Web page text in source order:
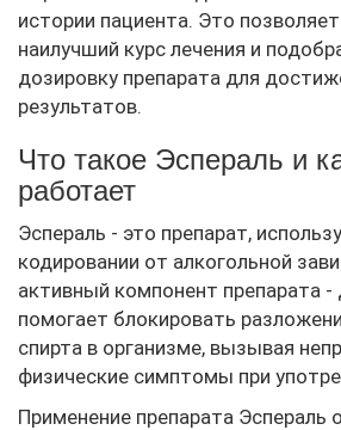
истории пациента. Это
наилучший курс лечения и
дозировку препарата для
результатов.
Что такое Эспераль и
работает
Эспераль - это препарат,
кодировании от алкогольной
активный компонент препарата
помогает блокировать
спирта в организме, вызывая
физические симптомы при
Применение препарата Эспераль